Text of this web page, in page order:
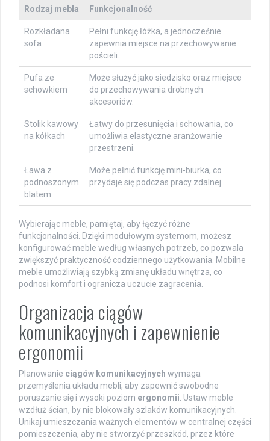
Rodzaj mebla Funkcjonalność
Rozkładana
sofa
Pełni funkcję łóżka, a jednocześnie
zapewnia miejsce na przechowywanie
pościeli.
Pufa ze
schowkiem
Może służyć jako siedzisko oraz miejsce
do przechowywania drobnych
akcesoriów.
Stolik kawowy
na kółkach
Łatwy do przesunięcia i schowania, co
umożliwia elastyczne aranżowanie
przestrzeni.
Ława z
podnoszonym
blatem
Może pełnić funkcję mini-biurka, co
przydaje się podczas pracy zdalnej.
Wybierając meble, pamiętaj, aby łączyć różne
funkcjonalności. Dzięki modułowym systemom, możesz
konfigurować meble według własnych potrzeb, co pozwala
zwiększyć praktyczność codziennego użytkowania. Mobilne
meble umożliwiają szybką zmianę układu wnętrza, co
podnosi komfort i ogranicza uczucie zagracenia.
Organizacja ciągów
komunikacyjnych i zapewnienie
ergonomii
Planowanie ciągów komunikacyjnych wymaga
przemyślenia układu mebli, aby zapewnić swobodne
poruszanie się i wysoki poziom ergonomii. Ustaw meble
wzdłuż ścian, by nie blokowały szlaków komunikacyjnych.
Unikaj umieszczania ważnych elementów w centralnej części
pomieszczenia, aby nie stworzyć przeszkód, przez które